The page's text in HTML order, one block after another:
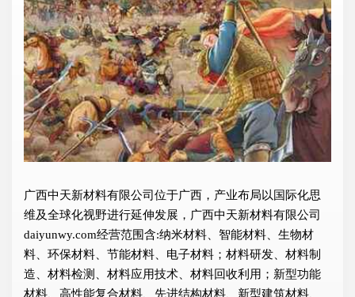
广西中天新材料有限公司位于广西，产业布局以国际化思
维及全球化视野进行延伸发展，广西中天新材料有限公司
daiyunwy.com经营范围含:纳米材料、智能材料、生物材
料、环保材料、节能材料、电子材料；材料研发、材料制
造、材料检测、材料应用技术、材料回收利用；新型功能
材料、高性能复合材料、先进结构材料、新型建筑材料、